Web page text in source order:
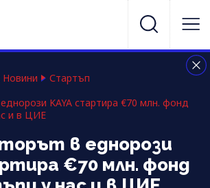
Новини
Стартъп
KAYA стартира €70 млн. фонд
и в ЦИЕ
в еднорози
€70 млн. фонд